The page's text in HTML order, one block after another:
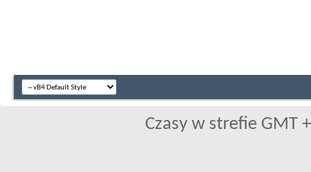
Czasy w strefie GMT